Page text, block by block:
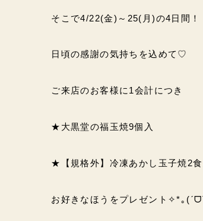
そこで4/22(金)～25(月)の4日間！
日頃の感謝の気持ちを込めて♡
ご来店のお客様に1会計につき
★大黒堂の福玉焼9個入
★【規格外】冷凍あかし玉子焼2
お好きなほうをプレゼント✧*｡